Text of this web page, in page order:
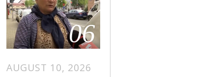
06
AUGUST 10, 2026